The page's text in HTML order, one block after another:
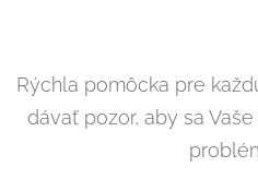
Rýchla pomôcka pre
dávať pozor, aby sa